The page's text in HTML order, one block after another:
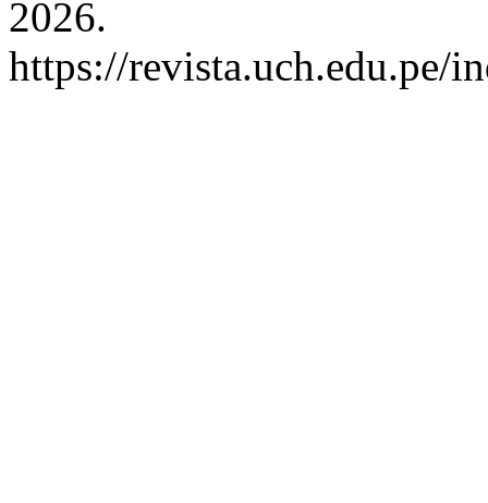
2026.
https://revista.uch.edu.pe/